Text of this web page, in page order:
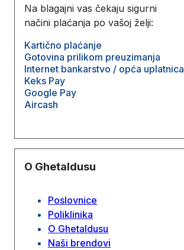
Na blagajni vas čekaju sigurni
načini plaćanja po vašoj želji:
Kartično plaćanje
Gotovina prilikom preuzimanja
Internet bankarstvo / opća uplatnica
Keks Pay
Google Pay
Aircash
O Ghetaldusu
Poslovnice
Poliklinika
O Ghetaldusu
Naši brendovi